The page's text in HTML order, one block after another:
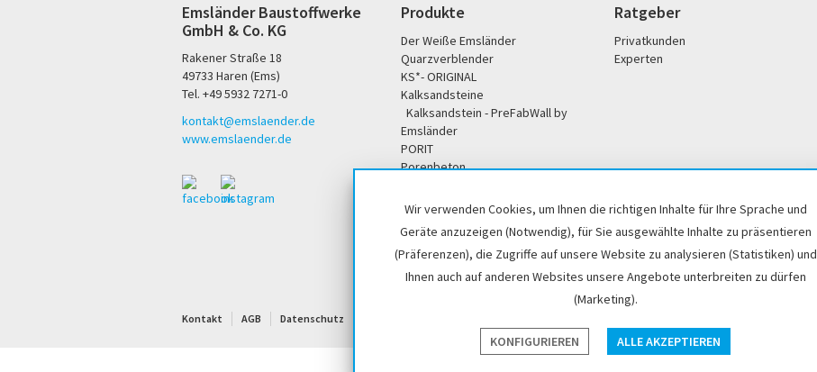
Wir verwenden Cookies, um Ihnen die richtigen Inhalte für Ihre Sprache und
Geräte anzuzeigen (Notwendig), für Sie ausgewählte Inhalte zu präsentieren
(Präferenzen), die Zugriffe auf unsere Website zu analysieren (Statistiken) und
Ihnen auch auf anderen Websites unsere Angebote unterbreiten zu dürfen
(Marketing).
ALLE AKZEPTIEREN
KONFIGURIEREN
Emsländer Baustoffwerke
GmbH & Co. KG
Rakener Straße 18
49733 Haren (Ems)
Tel. +49 5932 7271-0
kontakt@emslaender.de
www.emslaender.de
Produkte
Der Weiße Emsländer
Quarzverblender
KS*- ORIGINAL
Kalksandsteine
Kalksandstein - PreFabWall by
Emsländer
PORIT
Porenbeton
Ratgeber
Privatkunden
Experten
Unternehmen
Unsere Philosophie
Soziales Engagement
Historisches
Service
Broschüren / Downloads
Büro- und Servicezeiten
Händlersuche
DoP / Leistungserklärung
Kontakt AGB Datenschutz